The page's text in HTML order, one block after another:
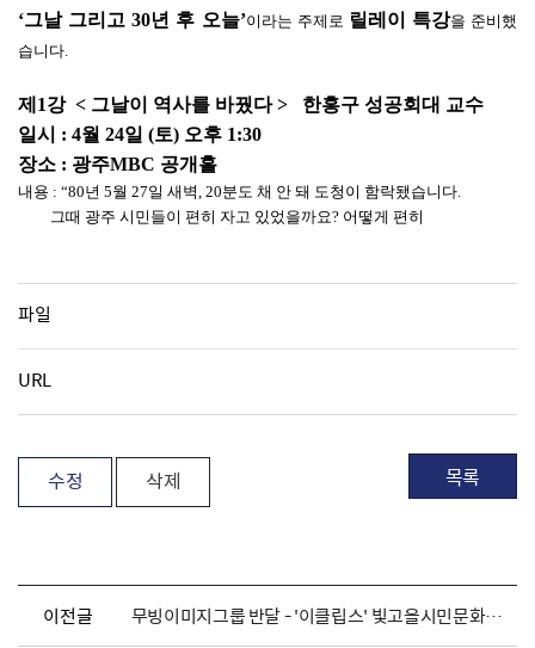
‘그날 그리고 30년 후 오늘’이라는 주제로 릴레이 특강을 준비했
습니다.
제1강 < 그날이 역사를 바꿨다 >
한홍구 성공회대 교수
일시 : 4월 24일 (토) 오후 1:30
장소 : 광주MBC 공개홀
내용 : “80년 5월 27일 새벽, 20분도 채 안 돼 도청이 함락됐습니다.
그때 광주 시민들이 편히 자고 있었을까요? 어떻게 편히
파일
URL
수정 삭제 목록
이전글 무빙이미지그룹 반달 - '이클립스' 빛고을시민문화관 공연 안내